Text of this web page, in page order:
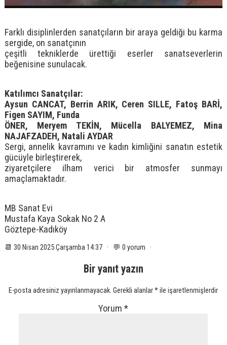
Farklı disiplinlerden sanatçıların bir araya geldiği bu karma
sergide, on sanatçının
çeşitli tekniklerde ürettiği eserler sanatseverlerin
beğenisine sunulacak.
Katılımcı Sanatçılar:
Aysun CANCAT, Berrin ARIK, Ceren SILLE, Fatoş BARİ,
Figen SAYIM, Funda
ÖNER, Meryem TEKİN, Mücella BALYEMEZ, Mina
NAJAFZADEH, Natali AYDAR
Sergi, annelik kavramını ve kadın kimliğini sanatın estetik
gücüyle birleştirerek,
ziyaretçilere ilham verici bir atmosfer sunmayı
amaçlamaktadır.
MB Sanat Evi
Mustafa Kaya Sokak No 2 A
Göztepe-Kadıköy
📆 30 Nisan 2025 Çarşamba 14:37 · 💬 0 yorum ·
Bir yanıt yazın
E-posta adresiniz yayınlanmayacak. Gerekli alanlar*ile işaretlenmişlerdir
Yorum*